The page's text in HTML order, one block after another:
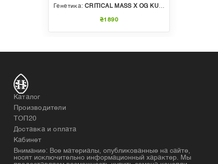
Генетика: CRITICAL MASS X OG KUSH
₴1890
Каталог
Производители
ТОП20
Доставка и оплата
Кабинет
Внимание: Все материалы, опубликованные на сайте,
носят исключительно информационный характер. Мы